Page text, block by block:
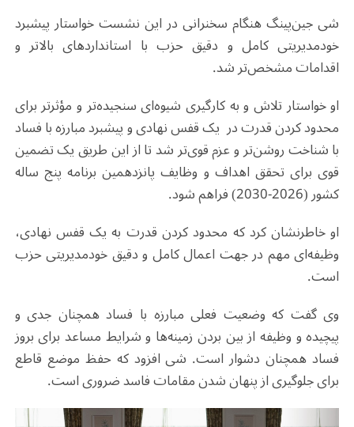
شی جین‌پینگ هنگام سخنرانی در این نشست خواستار پیشبرد
خودمدیریتی کامل و دقیق حزب با استانداردهای بالاتر و
اقدامات مشخص‌تر شد.
او خواستار تلاش و به کارگیری شیوه‌ای سنجیده‌تر و مؤثرتر برای
محدود کردن قدرت در یک قفس نهادی و پیشبرد مبارزه با فساد
با شناخت روشن‌تر و عزم قوی‌تر شد تا از این طریق یک تضمین
قوی برای تحقق اهداف و وظایف پانزدهمین برنامه پنج ساله
کشور (2026-2030) فراهم شود.
او خاطرنشان کرد که محدود کردن قدرت به یک قفس نهادی،
وظیفه‌ای مهم در جهت اعمال کامل و دقیق خودمدیریتی حزب
است.
وی گفت که وضعیت فعلی مبارزه با فساد همچنان جدی و
پیچیده و وظیفه از بین بردن زمینه‌ها و شرایط مساعد برای بروز
فساد همچنان دشوار است. شی افزود که حفظ موضع قاطع
برای جلوگیری از پنهان شدن مقامات فاسد ضروری است.